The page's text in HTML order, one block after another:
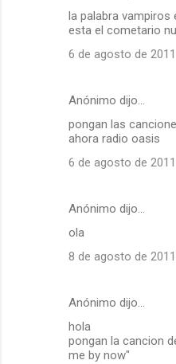
la palabra
esta el cometario
6 de agosto de
Anónimo dijo…
pongan las
ahora radio oasis
6 de agosto de
Anónimo dijo…
ola
8 de agosto de
Anónimo dijo…
hola
pongan la cancion
me by now"